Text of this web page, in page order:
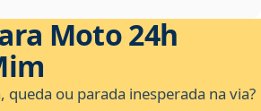
Moto 24h
ou parada inesperada na via?